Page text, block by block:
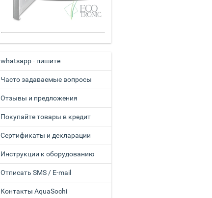
whatsapp - пишите
Часто задаваемые вопросы
Отзывы и предложения
Покупайте товары в кредит
Сертификаты и декларации
Инструкции к оборудованию
Отписать SMS / E-mail
Контакты AquaSochi